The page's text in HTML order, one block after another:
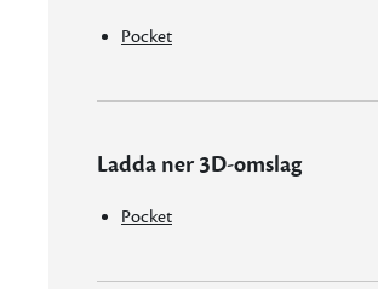
Pocket
Ladda ner 3D-omslag
Pocket